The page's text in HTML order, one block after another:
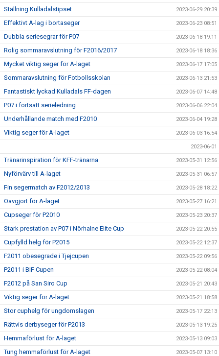
Ställning Kulladalstipset 2023-06-29 20:39
Effektivt A-lag i bortaseger 2023-06-23 08:51
Dubbla seriesegrar för P07 2023-06-18 19:11
Rolig sommaravslutning för F2016/2017 2023-06-18 18:36
Mycket viktig seger för A-laget 2023-06-17 17:05
Sommaravslutning för Fotbollsskolan 2023-06-13 21:53
Fantastiskt lyckad Kulladals FF-dagen 2023-06-07 14:48
P07 i fortsatt serieledning 2023-06-06 22:04
Underhållande match med F2010 2023-06-04 19:28
Viktig seger för A-laget 2023-06-03 16:54
2023-06-01
Tränarinspiration för KFF-tränarna 2023-05-31 12:56
Nyförvärv till A-laget 2023-05-31 06:57
Fin segermatch av F2012/2013 2023-05-28 18:22
Oavgjort för A-laget 2023-05-27 16:21
Cupseger för P2010 2023-05-23 20:37
Stark prestation av P07 i Nörhalne Elite Cup 2023-05-22 20:55
Cupfylld helg för P2015 2023-05-22 12:37
F2011 obesegrade i Tjejcupen 2023-05-22 09:56
P2011 i BIF Cupen 2023-05-22 08:04
F2012 på San Siro Cup 2023-05-21 20:43
Viktig seger för A-laget 2023-05-21 18:58
Stor cuphelg för ungdomslagen 2023-05-17 22:13
Rättvis derbyseger för P2013 2023-05-13 19:25
Hemmaförlust för A-laget 2023-05-13 09:03
Tung hemmaförlust för A-laget 2023-05-07 13:10